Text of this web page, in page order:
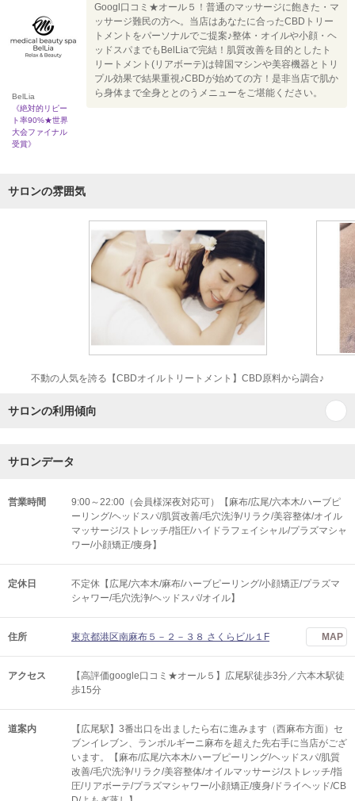
BelLia
《絶対的リピー
ト率90%★世界
大会ファイナル
受賞》
Googl口コミ★オール５！普通のマッサージに飽きた・マ
ッサージ難民の方へ。当店はあなたに合ったCBDトリー
トメントをパーソナルでご提案♪整体・オイルや小顔・ヘ
ッドスパまでもBelLiaで完結！肌質改善を目的としたト
リートメント(リアボーテ)は韓国マシンや美容機器とトリ
プル効果で結果重視♪CBDが始めての方！是非当店で肌か
ら身体まで全身ととのうメニューをご堪能ください。
サロンの雰囲気
不動の人気を誇る【CBDオイルトリートメント】CBD原料から調合♪
サロンの利用傾向
サロンデータ
営業時間
9:00～22:00（会員様深夜対応可）【麻布/広尾/六本木/ハーブピ
ーリング/ヘッドスパ/肌質改善/毛穴洗浄/リラク/美容整体/オイル
マッサージ/ストレッチ/指圧/ハイドラフェイシャル/プラズマシャ
ワー/小顔矯正/痩身】
定休日
不定休【広尾/六本木/麻布/ハーブピーリング/小顔矯正/プラズマ
シャワー/毛穴洗浄/ヘッドスパ/オイル】
住所 東京都港区南麻布５－２－３８ さくらビル１F MAP
アクセス
【高評価google口コミ★オール５】広尾駅徒歩3分／六本木駅徒
歩15分
道案内
【広尾駅】3番出口を出ましたら右に進みます（西麻布方面）セ
ブンイレブン、ランボルギーニ麻布を超えた先右手に当店がござ
います。【麻布/広尾/六本木/ハーブピーリング/ヘッドスパ/肌質
改善/毛穴洗浄/リラク/美容整体/オイルマッサージ/ストレッチ/指
圧/リアボーテ/プラズマシャワー/小顔矯正/痩身/ドライヘッド/CB